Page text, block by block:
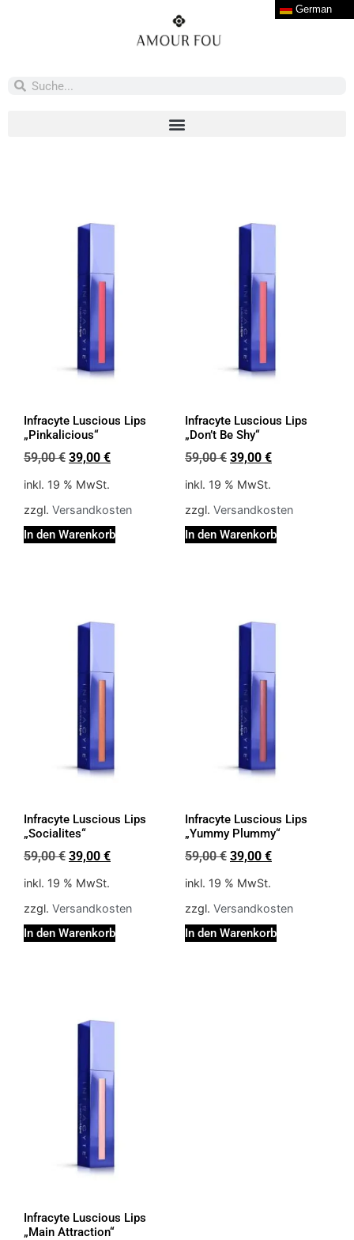
Infracyte Luscious Lips
„Pinkalicious“
59,00€ 39,00 €
inkl. 19 % MwSt.
zzgl. Versandkosten
In den Warenkorb
Infracyte Luscious Lips
„Don’t Be Shy“
59,00€ 39,00 €
inkl. 19 % MwSt.
zzgl. Versandkosten
In den Warenkorb
Infracyte Luscious Lips
„Socialites“
59,00€ 39,00 €
inkl. 19 % MwSt.
zzgl. Versandkosten
In den Warenkorb
Infracyte Luscious Lips
„Yummy Plummy“
59,00€ 39,00 €
inkl. 19 % MwSt.
zzgl. Versandkosten
In den Warenkorb
Infracyte Luscious Lips
„Main Attraction“
German